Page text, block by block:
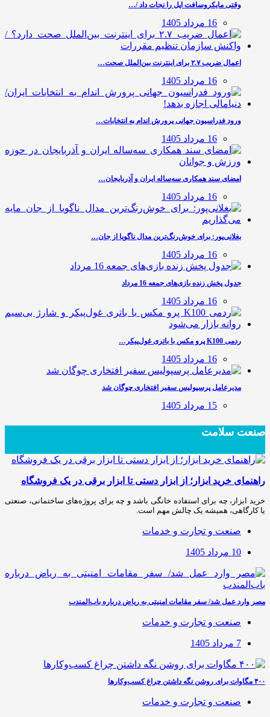
وقتی مایکروسافت اپل را نجات داد /…
16 مرداد 1405
اعمال ضریب ۲.۷ برای اینترنت بین‌الملل صحت…
16 مرداد 1405
ورود فدراسیون جهانی پرورش اندام به انتخابات…
16 مرداد 1405
امضای سند همکاری سه‌ساله ایران و آذربایجان…
16 مرداد 1405
بغلانی‌پور: برای خوش‌رنگ‌ترین مدال ناگویا از جان…
16 مرداد 1405
جدول پخش زنده بازی‌های جمعه 16 مرداد
16 مرداد 1405
ردمی K100 پرو مکس با باتری غول‌پیکر…
16 مرداد 1405
مدیرعامل پرسپولیس سفیر افتخاری چوگان شد
15 مرداد 1405
صنعت سلامت
راهنمای خرید ابزار؛ از ابزار دستی تا ابزار برقی در یک فروشگاه
خرید ابزار، چه برای استفاده خانگی باشد و چه برای پروژه‌های ساختمانی، صنعتی
یا کارگاهی، همیشه یک چالش مهم است.
صنعت و تجارت و خدمات
10 مرداد 1405
مصر وارد عمل شد/ سفر مقامات امنیتی به ریاض درباره باب‌المندب
صنعت و تجارت و خدمات
7 مرداد 1405
۴۰۰ مگاوات برای روشن نگه داشتن چراغ کسب‌وکار‌ها
صنعت و تجارت و خدمات